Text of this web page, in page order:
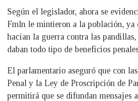
Según el legislador, ahora se
Fmln le mintieron a la población, ya
hacían la guerra contra las pandillas,
daban todo tipo de beneficios
El parlamentario aseguró que con
Penal y la Ley de Proscripción de
permitirá que se difundan mensajes